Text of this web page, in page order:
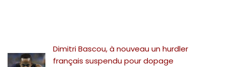
Dimitri Bascou, à nouveau un hurdler
français suspendu pour dopage